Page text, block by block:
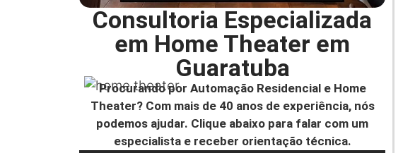
Consultoria Especializada
em Home Theater em
Guaratuba
Procurando por Automação Residencial e Home
Theater? Com mais de 40 anos de experiência, nós
podemos ajudar. Clique abaixo para falar com um
especialista e receber orientação técnica.